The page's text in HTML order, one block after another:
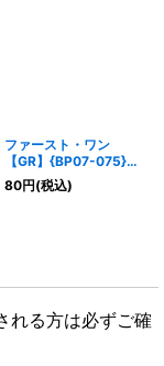
ファースト・ワン
【GR】{BP07-075}
《ナイトメア》
80円(税込)
れる方は必ずご確